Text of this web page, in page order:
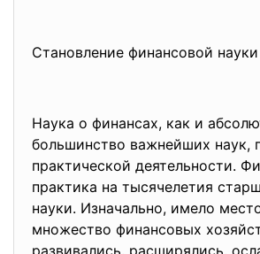
Становление финансовой науки
Наука о финансах, как и
большинство важнейших наук,
практической деятельности.
практика на тысячелетия
науки. Изначально, имело
множество финансовых
развивались, расширялись,